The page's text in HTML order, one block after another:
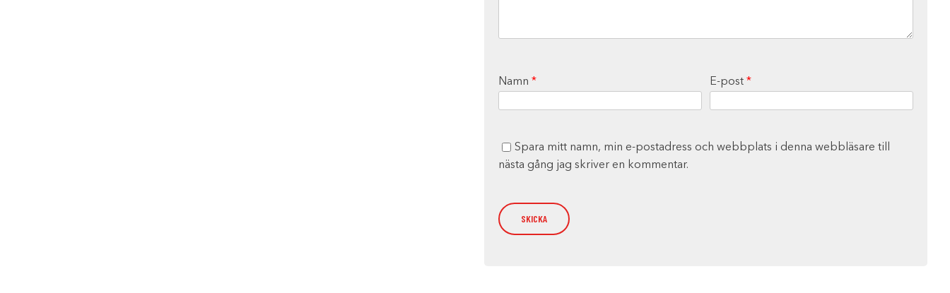
Namn * E-post*
Spara mitt namn, min e-postadress och webbplats i denna webbläsare till
nästa gång jag skriver en kommentar.